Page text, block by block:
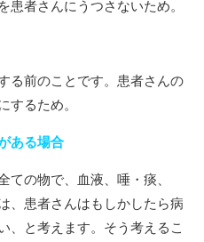
者さんにうつさないため。
る前のことです。患者さんの
するため。
ある場合
の物で、血液、唾・痰、
、患者さんはもしかしたら病
、と考えます。そう考えるこ